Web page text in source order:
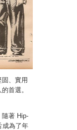
、實用
首選。
隨著 Hip-
成為了年